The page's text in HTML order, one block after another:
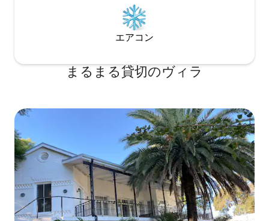
エアコン
まるまる貸切のヴィラ